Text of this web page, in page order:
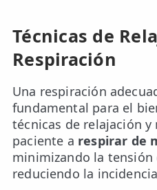
Técnicas de
Respiración
Una respiración
fundamental para el
técnicas de relajación y
paciente a respirar de
minimizando la tensión
reduciendo la